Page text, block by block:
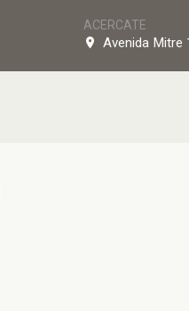
ACERCATE
Avenida Mitre